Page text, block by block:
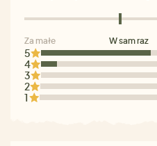
5
4
3
2
1
Za małe W sam raz